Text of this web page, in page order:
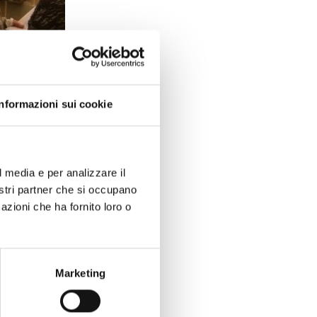
sui cookie
e per analizzare il
partner che si occupano
che ha fornito loro o
Marketing
adatti alle
del Liceo
mostra
Sala Tobino
da
Cassa
Comune di